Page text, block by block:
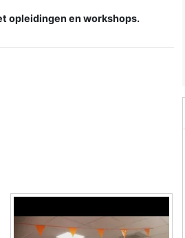
opleidingen en workshops.